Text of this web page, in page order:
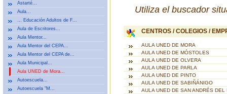
Astarté...
Aula...
… Educación Adultos de F...
Aula de Escritores...
Aula Mentor...
Aula Mentor del CEPA...
Aula Mentor del CEPA de...
Aula Municipal...
Aula UNED de Mora...
Autoescuela...
Autoescuela "M...
Utiliza el buscador
CENTROS / COLEGIOS /
AULA UNED DE MORA
AULA UNED DE MÓSTOLES
AULA UNED DE OLVERA
AULA UNED DE PARLA
AULA UNED DE PINTO
AULA UNED DE SABIÑÁNIGO
AULA UNED DE SAN ANDRÉS DEL